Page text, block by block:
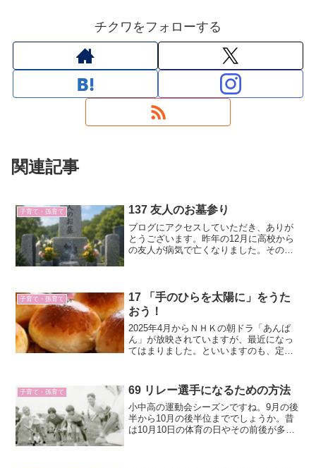
チクワをフォローする
関連記事
子育て・孫育て 137 友人のお墓参り
ブログにアクセスしていただき、ありが
とうございます。昨年の12月に高校から
の友人が病気で亡くなりました。その年
行われました。そこで、...
子育て・孫育て
17 「手のひらを太陽に」をうた
おう！
2025年4月からＮＨＫの朝ドラ「あんぱ
ん」が放映されていますが、最近になっ
てはまりました。といいますのも、定年
ば、朝ドラには子どもの頃に一度はまっ
ていました。第11作...
子育て・孫育て 69 リレー選手になるための方法
小中高の運動会シーズンですね。9月の後
半から10月の後半位まででしょうか。昔
は10月10日の体育の日やその前後が多か